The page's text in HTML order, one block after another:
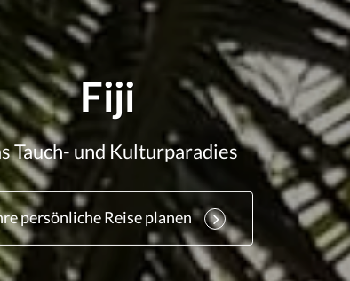
Fiji
Tauch- und Kulturparadies
persönliche Reise planen